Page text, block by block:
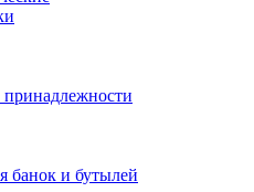
банок и бутылей